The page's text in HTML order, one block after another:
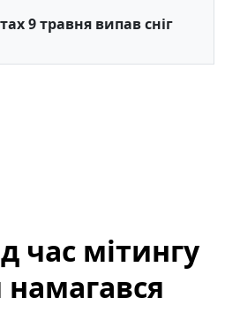
9 травня випав сніг
час мітингу